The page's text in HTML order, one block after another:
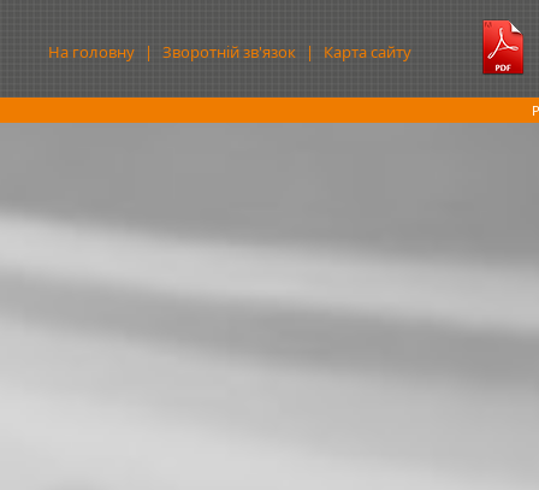
На головну | Зворотній зв'язок | Карта сайту